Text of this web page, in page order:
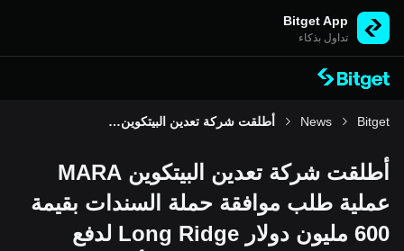
Bitget App
تداول بذكاء
Bitget
News أطلقت شركة تعدين البيتكوين MARA عملية طلب موافقة حملة السندات بقيمة 600 مليون دولار Long Ridge لدفع التقدم في الاستحواذ على الأصول
أطلقت شركة تعدين البيتكوين MARA
عملية طلب موافقة حملة السندات بقيمة
600 مليون دولار Long Ridge لدفع